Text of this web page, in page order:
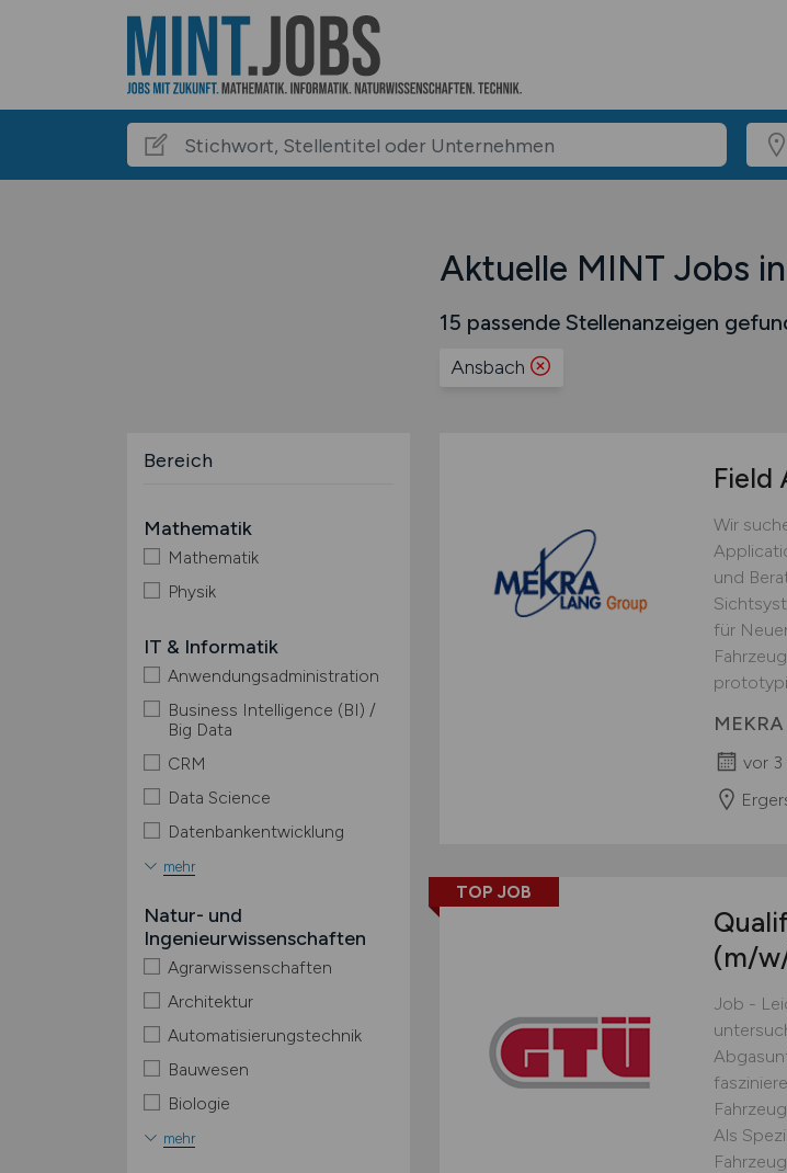
Aktuelle MINT Jobs
15 passende Stellenanzeigen
Ansbach
Bereich
Mathematik
Mathematik
Physik
IT & Informatik
Anwendungsadministration
Business Intelligence (BI) /
Big Data
CRM
Data Science
Datenbankentwicklung
mehr
Natur- und
Ingenieurwissenschaften
Agrarwissenschaften
Architektur
Automatisierungstechnik
Bauwesen
Biologie
mehr
Field
Wir
und
für
vor 3
TOP JOB
(m/
Job -
Als